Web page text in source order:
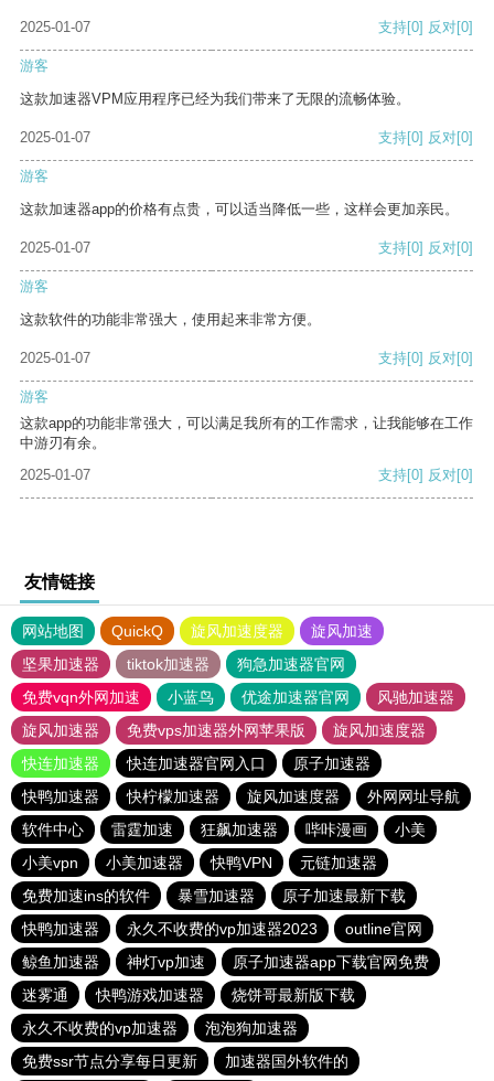
2025-01-07 支持[0] 反对[0]
游客
这款加速器VPM应用程序已经为我们带来了无限的流畅体验。
2025-01-07 支持[0] 反对[0]
游客
这款加速器app的价格有点贵，可以适当降低一些，这样会更加亲民。
2025-01-07 支持[0] 反对[0]
游客
这款软件的功能非常强大，使用起来非常方便。
2025-01-07 支持[0] 反对[0]
游客
这款app的功能非常强大，可以满足我所有的工作需求，让我能够在工作
中游刃有余。
2025-01-07
支持[0] 反对[0]
友情链接
网站地图 QuickQ 旋风加速度器
旋风加速
坚果加速器
tiktok加速器
狗急加速器官网
免费vqn外网加速
小蓝鸟 优途加速器官网
风驰加速器
旋风加速器
免费vps加速器外网苹果版
旋风加速度器
快连加速器
快连加速器官网入口
原子加速器
快鸭加速器
快柠檬加速器 旋风加速度器
外网网址导航
软件中心
雷霆加速 狂飙加速器 哔咔漫画
小美
小美vpn
小美加速器 快鸭VPN
元链加速器
免费加速ins的软件
暴雪加速器
原子加速最新下载
快鸭加速器
永久不收费的vp加速器2023
outline官网
鲸鱼加速器
神灯vp加速
原子加速器app下载官网免费
迷雾通
快鸭游戏加速器
烧饼哥最新版下载
永久不收费的vp加速器
泡泡狗加速器
免费ssr节点分享每日更新
加速器国外软件的